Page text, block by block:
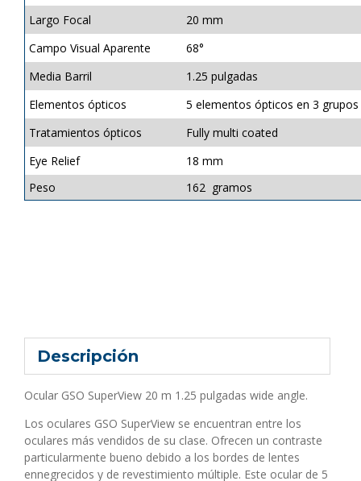
Largo Focal
20 mm
Campo Visual Aparente
68°
Media Barril
1.25 pulgadas
Elementos ópticos
5 elementos ópticos en 3 grupos
Tratamientos ópticos
Fully multi coated
Eye Relief
18 mm
Peso
162 gramos
Descripción
Ocular GSO SuperView 20 m 1.25 pulgadas wide angle.
Los oculares GSO SuperView se encuentran entre los
oculares más vendidos de su clase. Ofrecen un contraste
particularmente bueno debido a los bordes de lentes
ennegrecidos y de revestimiento múltiple. Este ocular de 5